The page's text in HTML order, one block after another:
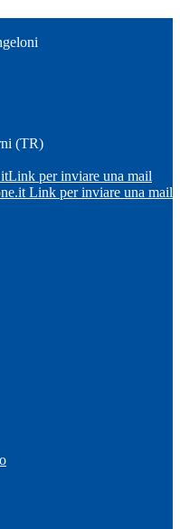
(TR)
Link per inviare una mail
Link per inviare una mail